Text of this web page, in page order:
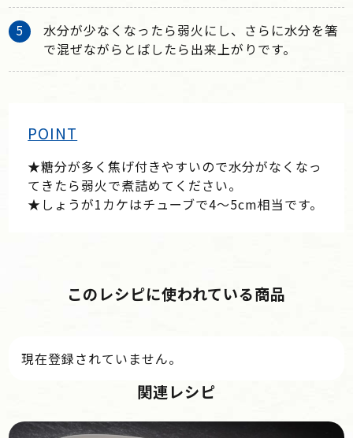
水分が少なくなったら弱火にし、さらに水分を箸
で混ぜながらとばしたら出来上がりです。
POINT
★糖分が多く焦げ付きやすいので水分がなくなっ
てきたら弱火で煮詰めてください。
★しょうが1カケはチューブで4～5cm相当です。
このレシピに使われている商品
現在登録されていません。
関連レシピ